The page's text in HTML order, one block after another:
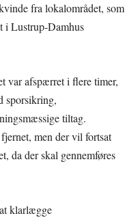
fra lokalområdet, som
i Lustrup-Damhus
var afspærret i flere timer,
sporsikring,
tiltag.
men der vil fortsat
da der skal gennemføres
klarlægge